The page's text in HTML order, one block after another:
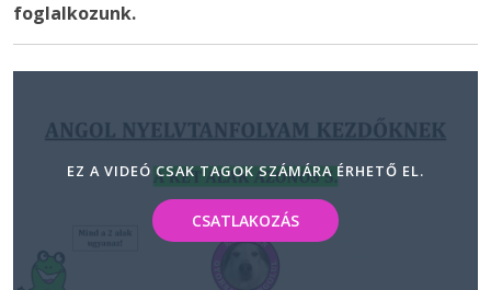
foglalkozunk.
EZ A VIDEÓ CSAK TAGOK SZÁMÁRA ÉRHETŐ EL.
CSATLAKOZÁS